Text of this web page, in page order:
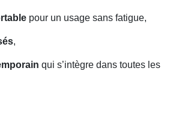
pour un usage sans fatigue,
,
qui s’intègre dans toutes les